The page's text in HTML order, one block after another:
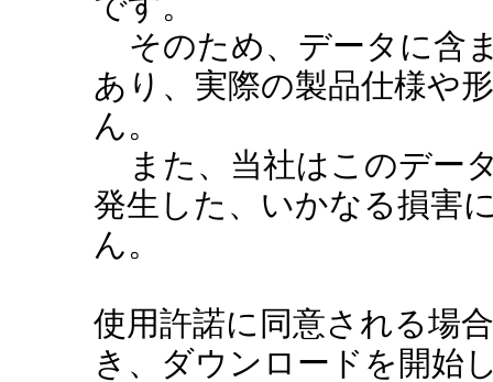
そのため、データに含
あり、実際の製品仕様や
ん。
また、当社はこのデー
発生した、いかなる損害
ん。
使用許諾に同意される場
き、ダウンロードを開始